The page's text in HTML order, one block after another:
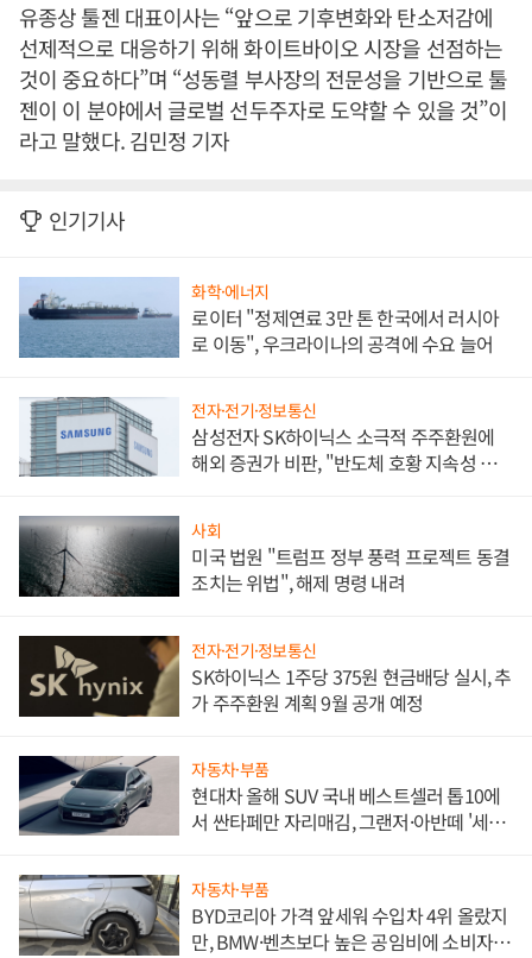
유종상 툴젠 대표이사는 “앞으로 기후변화와 탄소저감에
선제적으로 대응하기 위해 화이트바이오 시장을 선점하는
것이 중요하다”며 “성동렬 부사장의 전문성을 기반으로 툴
젠이 이 분야에서 글로벌 선두주자로 도약할 수 있을 것”이
라고 말했다. 김민정 기자
인기기사
화학·에너지
로이터 "정제연료 3만 톤 한국에서 러시아
로 이동", 우크라이나의 공격에 수요 늘어
전자·전기·정보통신
삼성전자 SK하이닉스 소극적 주주환원에
해외 증권가 비판, "반도체 호황 지속성 의
사회
미국 법원 "트럼프 정부 풍력 프로젝트 동결
조치는 위법", 해제 명령 내려
전자·전기·정보통신
SK하이닉스 1주당 375원 현금배당 실시, 추
가 주주환원 계획 9월 공개 예정
자동차·부품
현대차 올해 SUV 국내 베스트셀러 톱10에
서 싼타페만 자리매김, 그랜저·아반떼 '세단
자동차·부품
BYD코리아 가격 앞세워 수입차 4위 올랐지
만, BMW·벤츠보다 높은 공임비에 소비자